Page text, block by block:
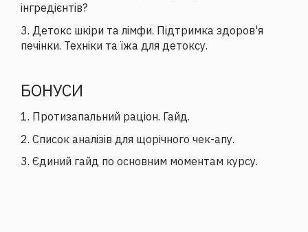
інгредієнтів?
3. Детокс шкіри та лімфи. Підтримка здоров'я
печінки. Техніки та їжа для детоксу.
БОНУСИ
1. Протизапальний раціон. Гайд.
2. Список аналізів для щорічного чек-апу.
3. Єдиний гайд по основним моментам курсу.